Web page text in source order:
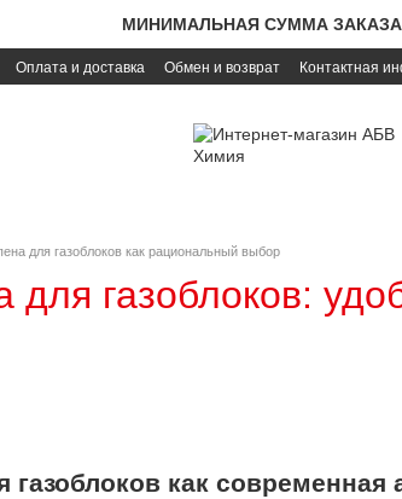
МИНИМАЛЬНАЯ СУММА ЗАКАЗА
Оплата и доставка Обмен и возврат Контактная
для газоблоков как рациональный выбор
для газоблоков:
газоблоков как современная